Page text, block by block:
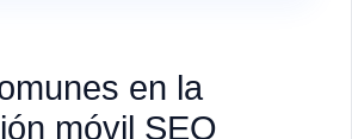
en la
móvil SEO